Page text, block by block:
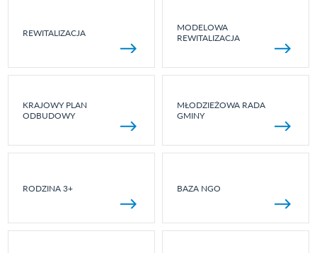
REWITALIZACJA
MODELOWA
REWITALIZACJA
KRAJOWY PLAN
ODBUDOWY
MŁODZIEŻOWA RADA
GMINY
RODZINA 3+ BAZA NGO